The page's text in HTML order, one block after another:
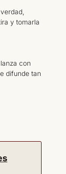
y tomarla
con
difunde tan